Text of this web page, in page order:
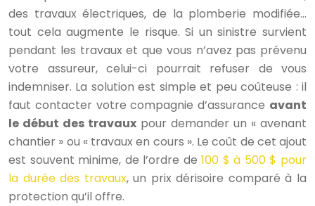
des travaux électriques, de la plomberie modifiée…
tout cela augmente le risque. Si un sinistre survient
pendant les travaux et que vous n’avez pas prévenu
votre assureur, celui-ci pourrait refuser de vous
indemniser. La solution est simple et peu coûteuse : il
faut contacter votre compagnie d’assurance avant
le début des travaux pour demander un « avenant
chantier » ou « travaux en cours ». Le coût de cet ajout
est souvent minime, de l’ordre de100 $ à 500 $ pour
la durée des travaux, un prix dérisoire comparé à la
protection qu’il offre.